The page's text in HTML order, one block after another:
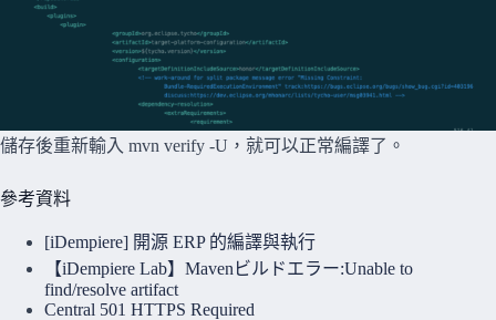
儲存後重新輸入 mvn verify -U，就可以正常編譯了。
參考資料
[iDempiere] 開源 ERP 的編譯與執行
【iDempiere Lab】Mavenビルドエラー:Unable to
find/resolve artifact
Central 501 HTTPS Required